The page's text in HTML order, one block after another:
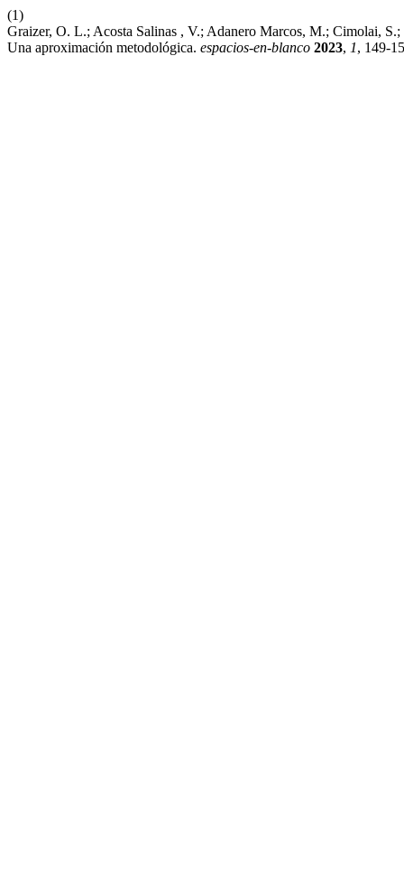
(1)
Graizer, O. L.; Acosta Salinas , V.; Adanero Marcos, M.; Cimolai,
Una aproximación metodológica. espacios-en-blanco 2023, 1, 149-